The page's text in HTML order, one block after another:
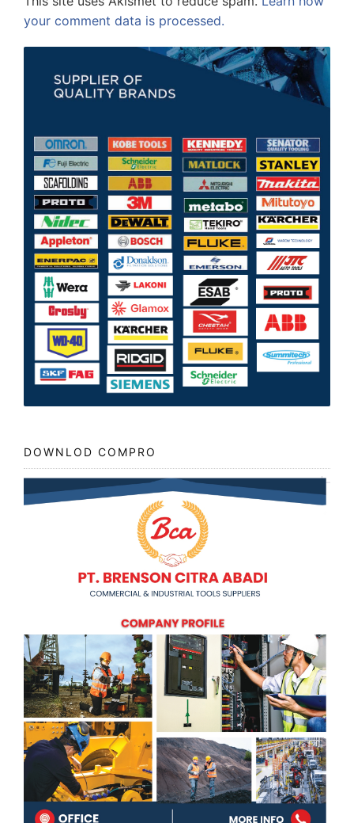
your comment data is processed.
DOWNLOD COMPRO